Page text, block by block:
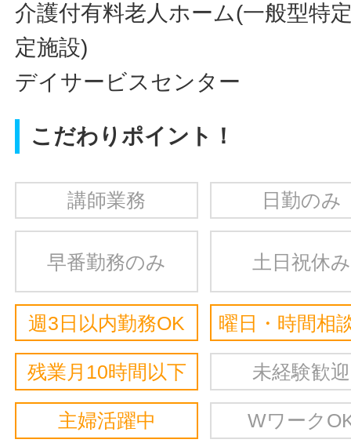
介護付有料老人ホーム(一般型特
定施設)
デイサービスセンター
こだわりポイント！
講師業務 日勤のみ
早番勤務のみ 土日祝休み
週3日以内勤務OK 曜日・時間相
残業月10時間以下 未経験歓迎
主婦活躍中 Wワーク